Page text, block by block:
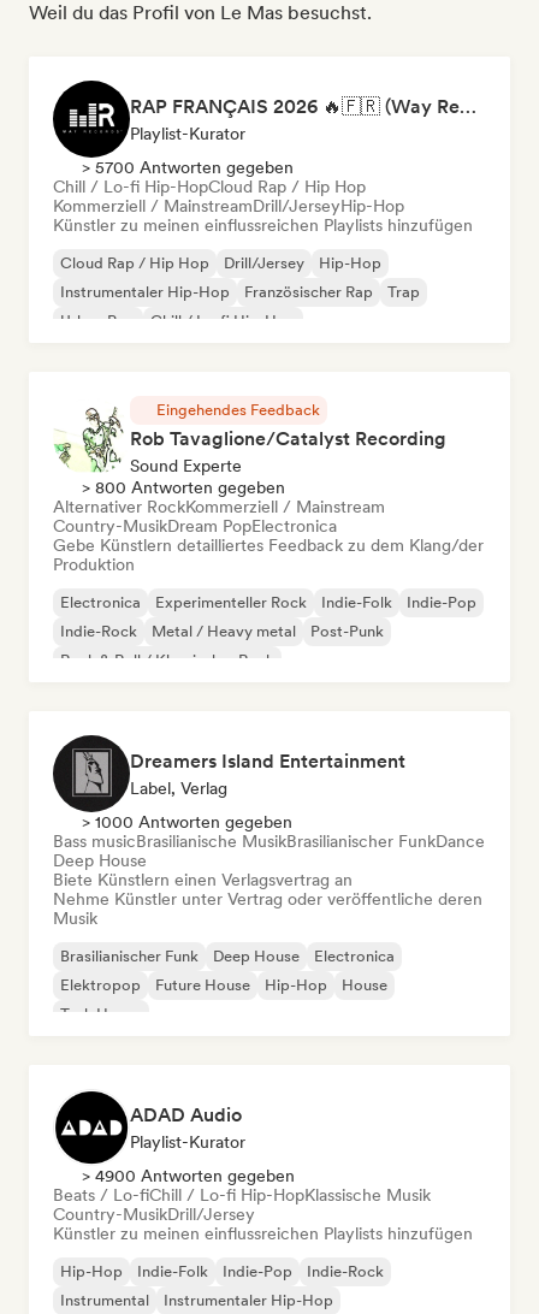
Weil du das Profil von Le Mas besuchst.
RAP FRANÇAIS 2026 🔥🇫🇷 (Way Records)
Playlist-Kurator
> 5700 Antworten gegeben
Chill / Lo-fi Hip-HopCloud Rap / Hip Hop
Kommerziell / MainstreamDrill/JerseyHip-Hop
Künstler zu meinen einflussreichen Playlists hinzufügen
Cloud Rap / Hip Hop Drill/Jersey
Hip-Hop
Instrumentaler Hip-Hop
Französischer Rap
Trap
Urban Pop
Chill / Lo-fi Hip-Hop
Eingehendes Feedback
Rob Tavaglione/Catalyst Recording
Sound Experte
> 800 Antworten gegeben
Alternativer RockKommerziell / Mainstream
Country-MusikDream PopElectronica
Gebe Künstlern detailliertes Feedback zu dem Klang/der
Produktion
Electronica Experimenteller Rock Indie-Folk
Indie-Pop
Indie-Rock
Metal / Heavy metal
Post-Punk
Rock & Roll / Klassischer Rock
Dreamers Island Entertainment
Label, Verlag
> 1000 Antworten gegeben
Bass musicBrasilianische MusikBrasilianischer FunkDance
Deep House
Biete Künstlern einen Verlagsvertrag an
Nehme Künstler unter Vertrag oder veröffentliche deren
Musik
Brasilianischer Funk Deep House
Electronica
Elektropop
Future House Hip-Hop
House
Tech House
ADAD Audio
Playlist-Kurator
> 4900 Antworten gegeben
Beats / Lo-fiChill / Lo-fi Hip-HopKlassische Musik
Country-MusikDrill/Jersey
Künstler zu meinen einflussreichen Playlists hinzufügen
Hip-Hop Indie-Folk Indie-Pop
Indie-Rock
Instrumental
Instrumentaler Hip-Hop